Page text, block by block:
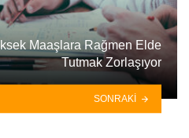
Maaşlara Rağmen Elde
Tutmak Zorlaşıyor
SONRAKI